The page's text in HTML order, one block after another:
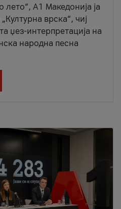
лето“, А1 Македонија ја
врска“, чиј
џез-интерпретација на
народна песна